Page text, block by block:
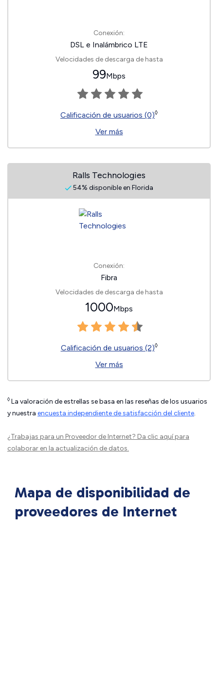
Conexión:
DSL e Inalámbrico LTE
Velocidades de descarga de hasta
99Mbps
Calificación de usuarios (0)◊
Ver más
Ralls Technologies
54% disponible en Florida
Conexión:
Fibra
Velocidades de descarga de hasta
1000Mbps
Calificación de usuarios (2)◊
Ver más
◊ La valoración de estrellas se basa en las reseñas de los usuarios
y nuestra encuesta independiente de satisfacción del cliente.
¿Trabajas para un Proveedor de Internet? Da clic aquípara
colaborar en la actualización de datos.
Mapa de disponibilidad de
proveedores de Internet